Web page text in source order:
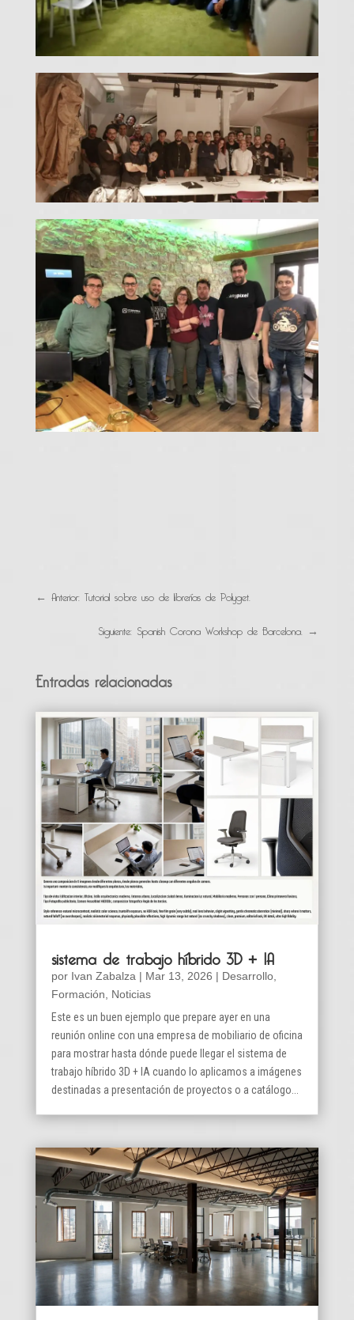
← Anterior: Tutorial sobre uso de librerías de Polyget.
Siguiente: Spanish Corona Workshop de Barcelona. →
Entradas relacionadas
sistema de trabajo híbrido 3D + IA
por Ivan Zabalza | Mar 13, 2026 | Desarrollo,
Formación
Noticias
Este es un buen ejemplo que prepare ayer en una
reunión online con una empresa de mobiliario de oficina
para mostrar hasta dónde puede llegar el sistema de
trabajo híbrido 3D + IA cuando lo aplicamos a imágenes
destinadas a presentación de proyectos o a catálogo...